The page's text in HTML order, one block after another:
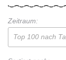
Zeitraum:
Top 100 nach